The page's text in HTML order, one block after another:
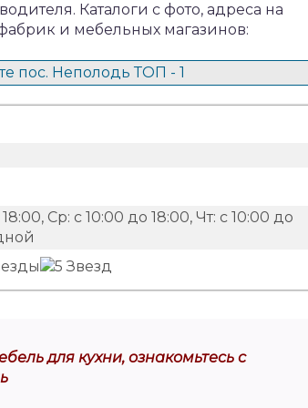
Каталоги с фото, адреса на
и мебельных магазинов:
пос. Неполодь ТОП - 1
Ср: с 10:00 до 18:00, Чт: с 10:00 до
для кухни, ознакомьтесь с